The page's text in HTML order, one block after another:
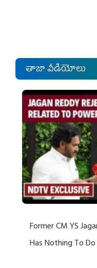
తాజా వీడియోలు
Former CM YS
Has Nothing To